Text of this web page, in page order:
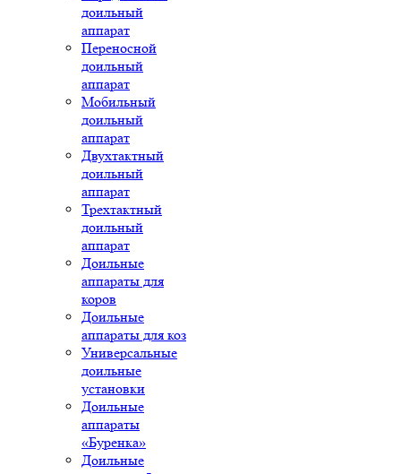
доильный
аппарат
Переносной
доильный
аппарат
Мобильный
доильный
аппарат
Двухтактный
доильный
аппарат
Трехтактный
доильный
аппарат
Доильные
аппараты для
коров
Доильные
аппараты для коз
Универсальные
доильные
установки
Доильные
аппараты
«Буренка»
Доильные